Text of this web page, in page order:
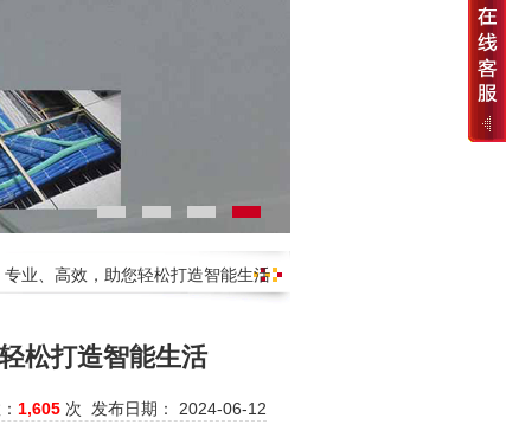
业、高效，助您轻松打造智能生活
松打造智能生活
1,605 次 发布日期： 2024-06-12